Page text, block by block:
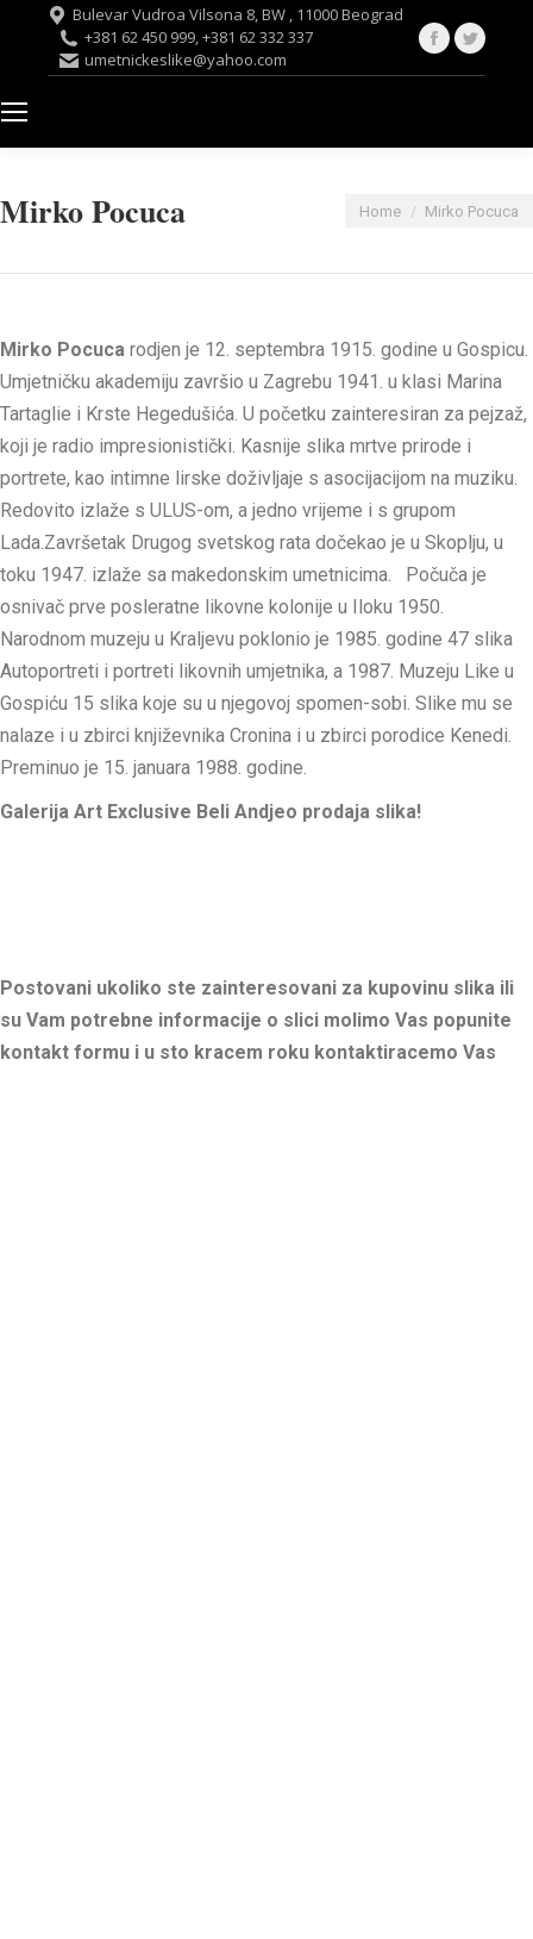
Bulevar Vudroa Vilsona 8, BW , 11000 Beograd
+381 62 450 999, +381 62 332 337
umetnickeslike@yahoo.com
Facebook
Mirko Pocuca You are here:
Home Mirko Pocuca
Mirko Pocuca rodjen je 12. septembra 1915. godine u Gospicu.
Umjetničku akademiju završio u Zagrebu 1941. u klasi Marina
Tartaglie i Krste Hegedušića. U početku zainteresiran za pejzaž,
koji je radio impresionistički. Kasnije slika mrtve prirode i
portrete, kao intimne lirske doživljaje s asocijacijom na muziku.
Redovito izlaže s ULUS-om, a jedno vrijeme i s grupom
Lada.Završetak Drugog svetskog rata dočekao je u Skoplju, u
toku 1947. izlaže sa makedonskim umetnicima. Počuča je
osnivač prve posleratne likovne kolonije u Iloku 1950.
Narodnom muzeju u Kraljevu poklonio je 1985. godine 47 slika
Autoportreti i portreti likovnih umjetnika, a 1987. Muzeju Like u
Gospiću 15 slika koje su u njegovoj spomen-sobi. Slike mu se
nalaze i u zbirci književnika Cronina i u zbirci porodice Kenedi.
Preminuo je 15. januara 1988. godine.
Galerija Art Exclusive Beli Andjeo prodaja slika!
Postovani ukoliko ste zainteresovani za kupovinu slika ili
su Vam potrebne informacije o slici molimo Vas popunite
kontakt formu i u sto kracem roku kontaktiracemo Vas